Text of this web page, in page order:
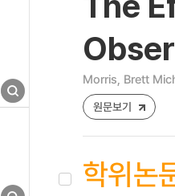
Morris, Brett
원문보기
학위논